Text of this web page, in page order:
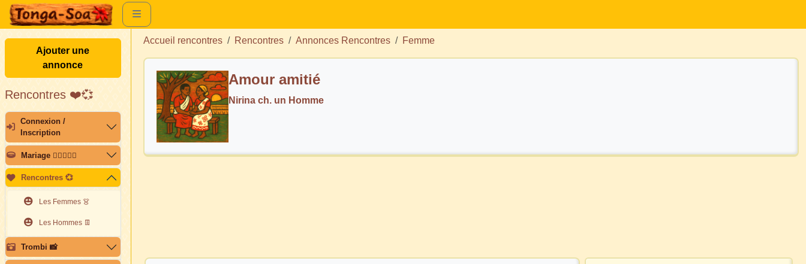
Ajouter une
annonce
Rencontres ❤️💞
Connexion /
Inscription
Mariage 👩🏽‍❤️‍👨🏽
Rencontres 💞
Les Femmes 👗
Les Hommes 👖
Trombi 📸
Accueil rencontres Rencontres Annonces Rencontres Femme
Amour amitié
Nirina ch. un Homme